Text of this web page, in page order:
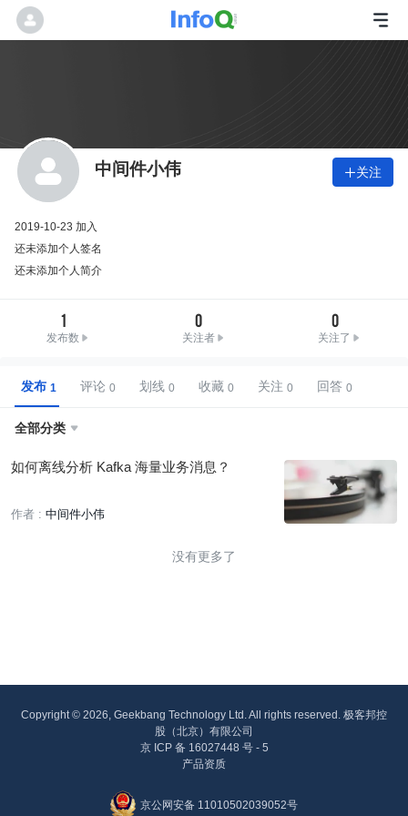
中间件小伟 关注
2019-10-23 加入
还未添加个人签名
还未添加个人简介
1
发布数
0
关注者
0
关注了
发布 评论 划线 收藏 关注 回答
全部分类 
如何离线分析 Kafka 海量业务消息？
作者 : 中间件小伟
没有更多了
Copyright © 2026, Geekbang Technology Ltd. All rights reserved. 极客邦控
股（北京）有限公司
京 ICP 备 16027448 号 - 5
产品资质
京公网安备 11010502039052号